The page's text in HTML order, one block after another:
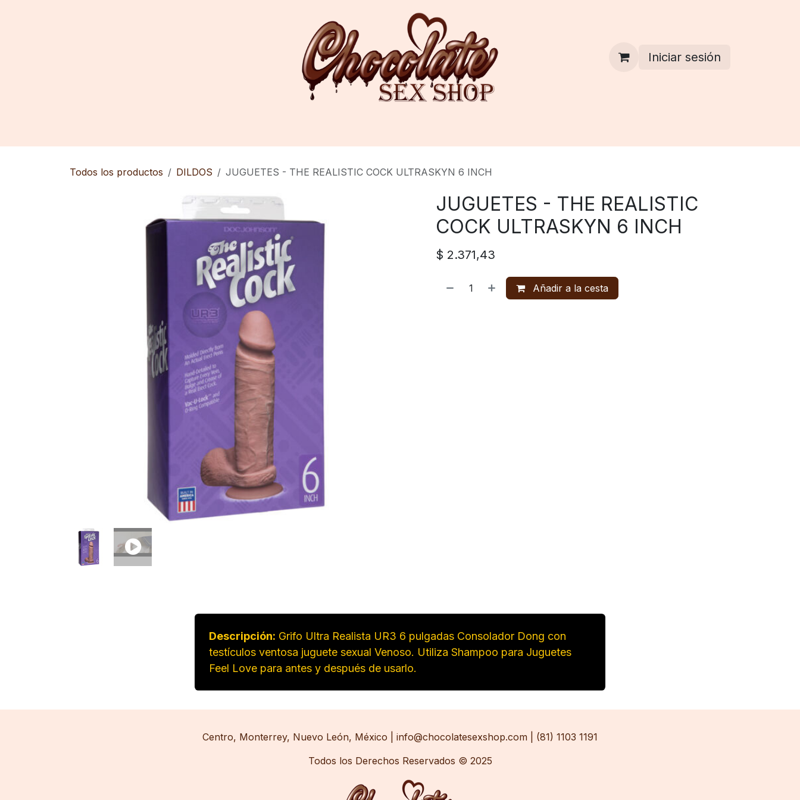
Iniciar sesión
Todos los productos DILDOS JUGUETES - THE REALISTIC COCK ULTRASKYN 6 INCH
JUGUETES - THE REALISTIC
COCK ULTRASKYN 6 INCH
$ 2.371,43
Añadir a la cesta
Descripción: Grifo Ultra Realista UR3 6 pulgadas Consolador Dong con
testículos ventosa juguete sexual Venoso. Utiliza Shampoo para Juguetes
Feel Love para antes y después de usarlo.
​Centro, Monterrey, Nuevo León, México | info@chocolatesexshop.com | (81) 1103 1191
Todos los Derechos Reservados © 2025